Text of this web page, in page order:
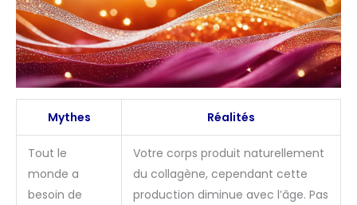
Mythes Réalités
Tout le
monde a
besoin de
Votre corps produit naturellement
du collagène, cependant cette
production diminue avec l’âge. Pas